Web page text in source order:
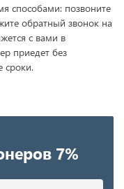
способами: позвоните
обратный звонок на
с вами в
приедет без
сроки.
7%